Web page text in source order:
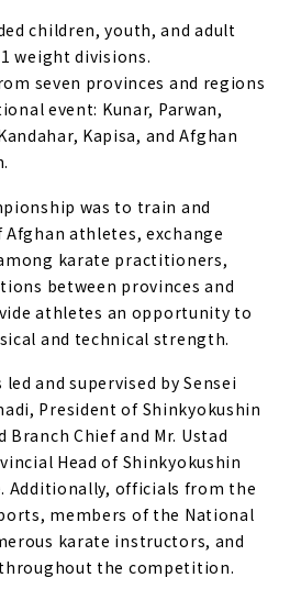
children, youth, and adult
weight divisions.
seven provinces and regions
event: Kunar, Parwan,
Kapisa, and Afghan
was to train and
athletes, exchange
karate practitioners,
between provinces and
athletes an opportunity to
and technical strength.
and supervised by Sensei
President of Shinkyokushin
Chief and Mr. Ustad
Head of Shinkyokushin
Additionally, officials from the
members of the National
karate instructors, and
the competition.